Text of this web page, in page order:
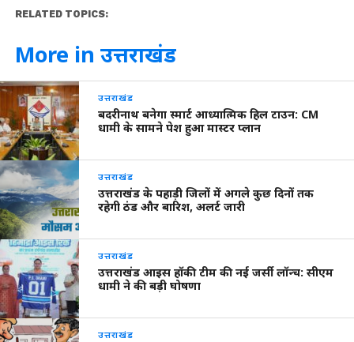
RELATED TOPICS:
More in उत्तराखंड
उत्तराखंड
बदरीनाथ बनेगा स्मार्ट आध्यात्मिक हिल टाउन: CM
धामी के सामने पेश हुआ मास्टर प्लान
उत्तराखंड
उत्तराखंड के पहाड़ी जिलों में अगले कुछ दिनों तक
रहेगी ठंड और बारिश, अलर्ट जारी
उत्तराखंड
उत्तराखंड आइस हॉकी टीम की नई जर्सी लॉन्च: सीएम
धामी ने की बड़ी घोषणा
उत्तराखंड